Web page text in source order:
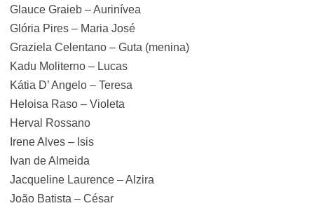
Glauce Graieb – Aurinívea
Glória Pires – Maria José
Graziela Celentano – Guta (menina)
Kadu Moliterno – Lucas
Kátia D’ Angelo – Teresa
Heloisa Raso – Violeta
Herval Rossano
Irene Alves – Isis
Ivan de Almeida
Jacqueline Laurence – Alzira
João Batista – César